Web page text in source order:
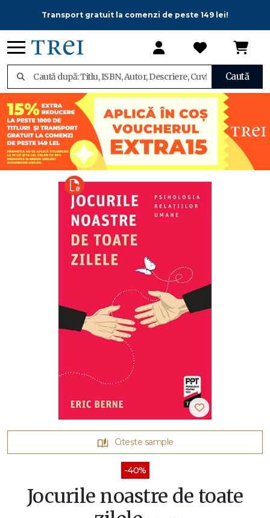
Transport gratuit la comenzi de peste 149 lei!
Caută
Citește sample
-40%
Jocurile noastre de toate